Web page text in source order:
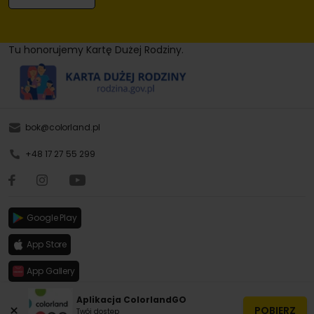
Aplikacja ColorlandGO
Twój dostęp POBIERZ
Tu honorujemy Kartę Dużej Rodziny.
bok@colorland.pl
+48 17 27 55 299
Google Play
App Store
App Gallery